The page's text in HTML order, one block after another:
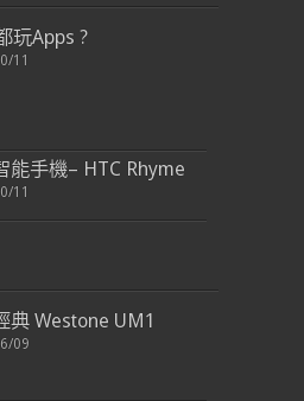
玩Apps ?
11
能手機– HTC Rhyme
11
典 Westone UM1
09